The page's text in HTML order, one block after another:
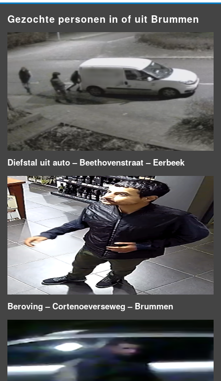
Gezochte personen in of uit Brummen
Diefstal uit auto – Beethovenstraat – Eerbeek
Beroving – Cortenoeverseweg – Brummen